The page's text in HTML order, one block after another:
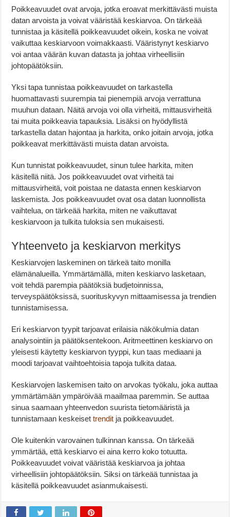
Poikkeavuudet ovat arvoja, jotka eroavat merkittävästi muista
datan arvoista ja voivat vääristää keskiarvoa. On tärkeää
tunnistaa ja käsitellä poikkeavuudet oikein, koska ne voivat
vaikuttaa keskiarvoon voimakkaasti. Vääristynyt keskiarvo
voi antaa väärän kuvan datasta ja johtaa virheellisiin
johtopäätöksiin.
Yksi tapa tunnistaa poikkeavuudet on tarkastella
huomattavasti suurempia tai pienempiä arvoja verrattuna
muuhun dataan. Näitä arvoja voi olla virheitä, mittausvirheitä
tai muita poikkeavia tapauksia. Lisäksi on hyödyllistä
tarkastella datan hajontaa ja harkita, onko joitain arvoja, jotka
poikkeavat merkittävästi muista datan arvoista.
Kun tunnistat poikkeavuudet, sinun tulee harkita, miten
käsitellä niitä. Jos poikkeavuudet ovat virheitä tai
mittausvirheitä, voit poistaa ne datasta ennen keskiarvon
laskemista. Jos poikkeavuudet ovat osa datan luonnollista
vaihtelua, on tärkeää harkita, miten ne vaikuttavat
keskiarvoon ja tulkita tuloksia sen mukaisesti.
Yhteenveto ja keskiarvon merkitys
Keskiarvojen laskeminen on tärkeä taito monilla
elämänalueilla. Ymmärtämällä, miten keskiarvo lasketaan,
voit tehdä parempia päätöksiä budjetoinnissa,
terveyspäätöksissä, suorituskyvyn mittaamisessa ja trendien
tunnistamisessa.
Eri keskiarvon tyypit tarjoavat erilaisia näkökulmia datan
analysointiin ja päätöksentekoon. Aritmeettinen keskiarvo on
yleisesti käytetty keskiarvon tyyppi, kun taas mediaani ja
moodi tarjoavat vaihtoehtoisia tapoja tulkita dataa.
Keskiarvojen laskemisen taito on arvokas työkalu, joka auttaa
ymmärtämään ympäröivää maailmaa paremmin. Se auttaa
sinua saamaan yhteenvedon suurista tietomääristä ja
tunnistamaan keskeisettrendit ja poikkeavuudet.
Ole kuitenkin varovainen tulkinnan kanssa. On tärkeää
ymmärtää, että keskiarvo ei aina kerro koko totuutta.
Poikkeavuudet voivat vääristää keskiarvoa ja johtaa
virheellisiin johtopäätöksiin. Siksi on tärkeää tunnistaa ja
käsitellä poikkeavuudet asianmukaisesti.